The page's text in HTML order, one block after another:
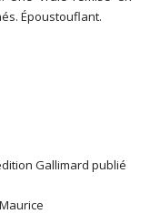
Époustouflant.
Gallimard publié